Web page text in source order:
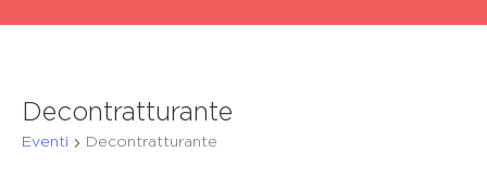
Decontratturante
Eventi Decontratturante